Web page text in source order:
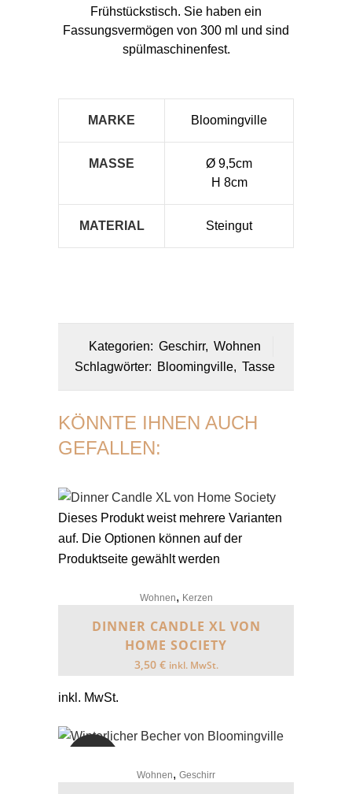
Frühstückstisch. Sie haben ein
Fassungsvermögen von 300 ml und sind
spülmaschinenfest.
MARKE Bloomingville
MASSE
Ø 9,5cm
H 8cm
MATERIAL Steingut
Kategorien: Geschirr, Wohnen
Schlagwörter: Bloomingville, Tasse
KÖNNTE IHNEN AUCH
GEFALLEN:
Dieses Produkt weist mehrere Varianten
auf. Die Optionen können auf der
Produktseite gewählt werden
Wohnen, Kerzen
DINNER CANDLE XL VON
HOME SOCIETY
3,50 € inkl. MwSt.
inkl. MwSt.
Wohnen, Geschirr